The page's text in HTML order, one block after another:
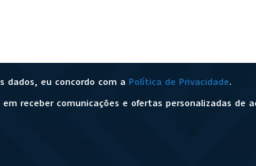
dados, eu concordo com a Política de Privacidade.
em receber comunicações e ofertas personalizadas de